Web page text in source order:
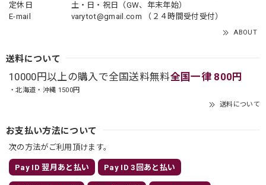
定休日
土・日・祝日（GW、年末年始）
E-mail
varytot@gmail.com （２４時間受付受付）
ABOUT
送料について
10000円以上の購入で全国送料無料全国一律 800円
・北海道・沖縄 1500円
送料について
お支払い方法について
次の方法がご利用頂けます。
Pay ID 翌月あと払い Pay ID 3回あと払い